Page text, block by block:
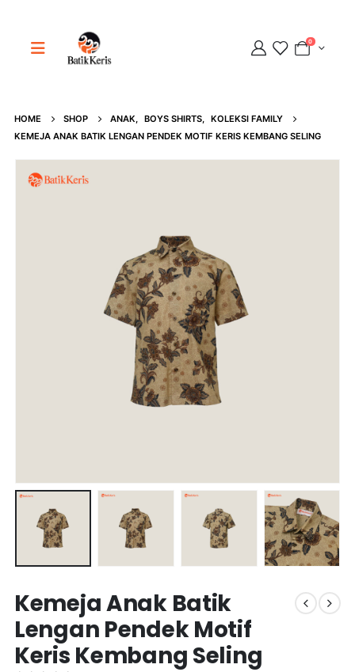
0
HOME SHOP ANAK, BOYS SHIRTS, KOLEKSI FAMILY
KEMEJA ANAK BATIK LENGAN PENDEK MOTIF KERIS KEMBANG SELING
Kemeja Anak Batik
Lengan Pendek Motif
Keris Kembang Seling
Adipati
Online